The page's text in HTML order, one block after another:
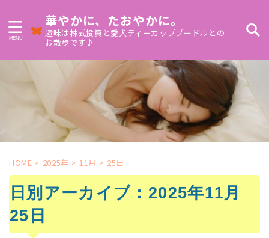
華やかに、たおやかに。
趣味は株式投資と愛犬ティーカッププードルとの
お散歩です♪
HOME > 2025年 > 11月 > 25日
日別アーカイブ：2025年11月
25日